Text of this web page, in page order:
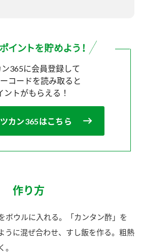
ン365に会員登録して
コードを読み取ると
ントがもらえる！
カン365はこちら
作り方
ボウルに入れる。「カンタン酢」を
うに混ぜ合わせ、すし飯を作る。粗熱
。